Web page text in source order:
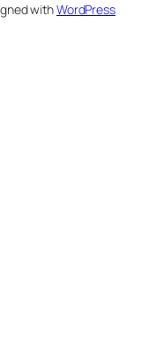
withWordPress